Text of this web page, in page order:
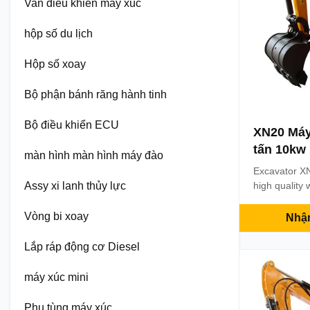
Van điều khiển máy xúc
hộp số du lịch
Hộp số xoay
Bộ phận bánh răng hành tinh
Bộ điều khiển ECU
màn hình màn hình máy đào
Assy xi lanh thủy lực
Vòng bi xoay
Lắp ráp động cơ Diesel
máy xúc mini
Phụ tùng máy xúc
XN20
tấn 10kw
Excavator
high quality
Bucket
Track type
3400 x